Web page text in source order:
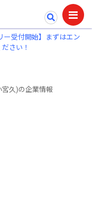
ー受付開始】まずはエン
さい！
宮久)の企業情報